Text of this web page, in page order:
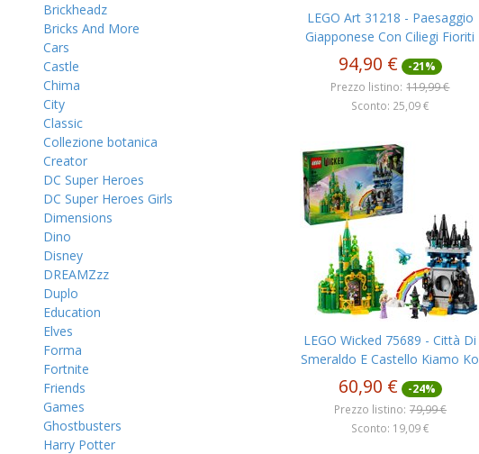
Brickheadz
Bricks And More
Cars
Castle
Chima
City
Classic
Collezione botanica
Creator
DC Super Heroes
DC Super Heroes Girls
Dimensions
Dino
Disney
DREAMZzz
Duplo
Education
Elves
Forma
Fortnite
Friends
Games
Ghostbusters
Harry Potter
LEGO Art 31218 - Paesaggio
Giapponese Con Ciliegi Fioriti
94,90 € -21%
Prezzo listino: 119,99 €
Sconto: 25,09 €
LEGO Wicked 75689 - Città Di
Smeraldo E Castello Kiamo Ko
60,90 € -24%
Prezzo listino: 79,99 €
Sconto: 19,09 €